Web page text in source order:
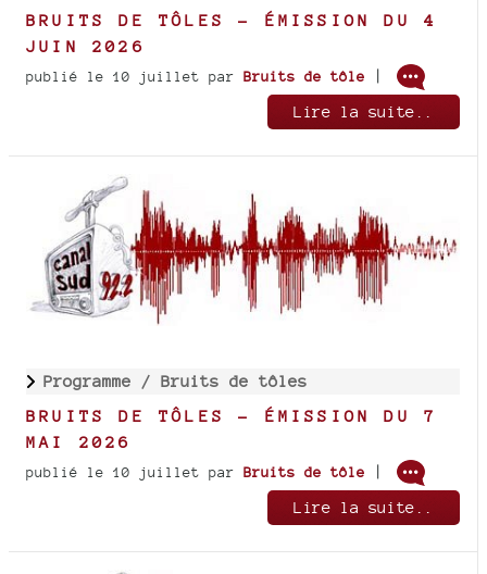
BRUITS DE TÔLES - ÉMISSION DU 4
JUIN 2026
publié le 10 juillet par Bruits de tôle
|
Lire la suite..
Programme / Bruits de tôles
BRUITS DE TÔLES - ÉMISSION DU 7
MAI 2026
publié le 10 juillet par Bruits de tôle
|
Lire la suite..